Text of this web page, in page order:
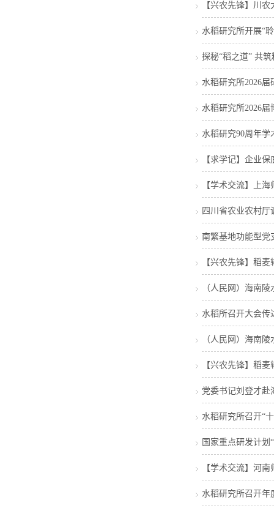
【兴农先锋】川
水稻研究所开展“
探秘“稻之道” 共
水稻研究所2026
水稻研究所2026
水稻研究90周年学
【求学记】企业
【学术交流】上
四川省农业农村
南繁基地功能型党
【兴农先锋】稻
（人民网）海南
水稻所召开大会传
（人民网）海南
【兴农先锋】稻
党委书记刘登才赴
水稻研究所召开“
国家重点研发计划
【学术交流】河
水稻研究所召开年